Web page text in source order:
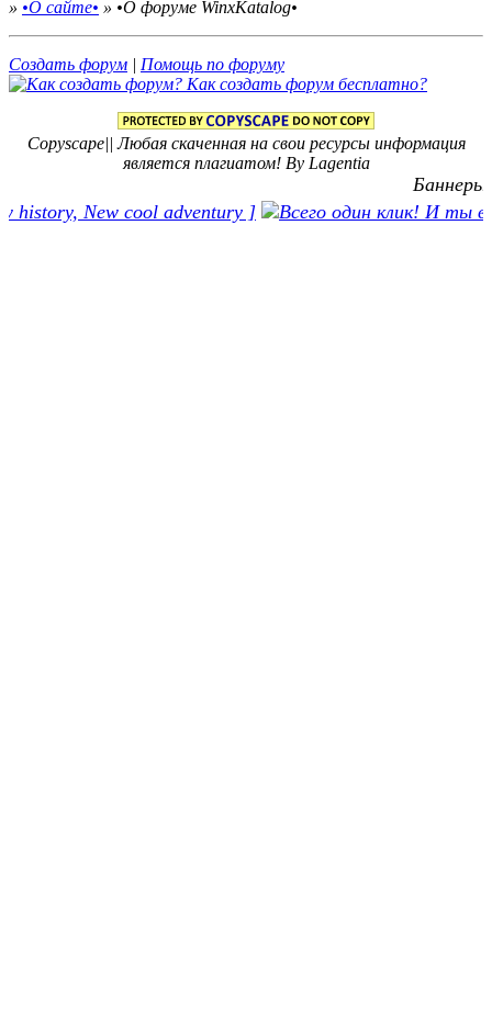
» •О сайте• » •О форуме WinxKatalog•
Создать форум | Помощь по форуму
Copyscape|| Любая скаченная на свои ресурсы информация
является плагиатом! By Lagentia
Баннеры: